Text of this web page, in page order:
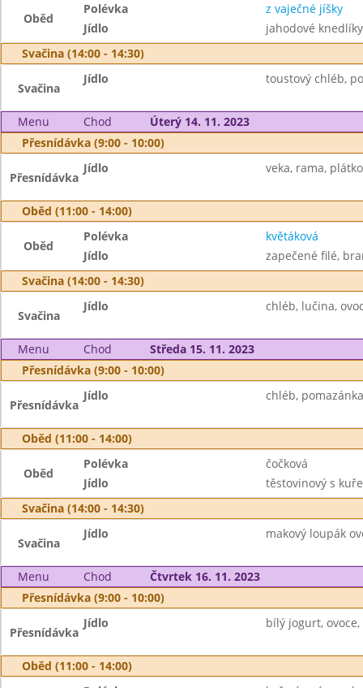
Oběd
Polévka
z vaječné jíšky
Jídlo
jahodové
Svačina (14:00 - 14:30)
Svačina
Jídlo toustový chléb,
Menu Chod
Úterý 14. 11. 2023
Přesnídávka (9:00 - 10:00)
Přesnídávka
Jídlo veka, rama,
Oběd (11:00 - 14:00)
Oběd
Polévka
květáková
Jídlo
zapečené filé,
Svačina (14:00 - 14:30)
Svačina
Jídlo chléb, lučina,
Menu Chod
Středa 15. 11. 2023
Přesnídávka (9:00 - 10:00)
Přesnídávka
Jídlo chléb,
Oběd (11:00 - 14:00)
Oběd
Polévka
čočková
Jídlo
těstovinový s
Svačina (14:00 - 14:30)
Svačina
Jídlo makový loupák
Menu Chod
Čtvrtek 16. 11. 2023
Přesnídávka (9:00 - 10:00)
Přesnídávka
Jídlo bílý jogurt, ovoce,
Oběd (11:00 - 14:00)